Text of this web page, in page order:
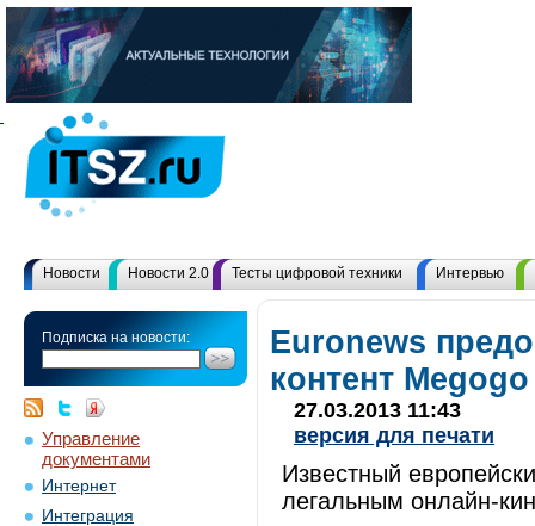
Новости Новости 2.0 Тесты цифровой техники Интервью
Подписка на новости:
Управление
документами
Интернет
Интеграция
Euronews
контент Megogo
27.03.2013 11:43
версия для печати
Известный
легальным онлайн-